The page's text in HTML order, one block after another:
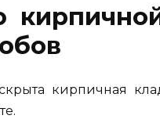
кирпичная